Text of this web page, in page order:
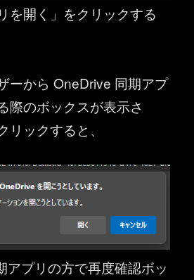
を開く」をクリックする
ーから OneDrive 同期アプ
際のボックスが表示さ
ックすると、
プリの方で再度確認ボッ